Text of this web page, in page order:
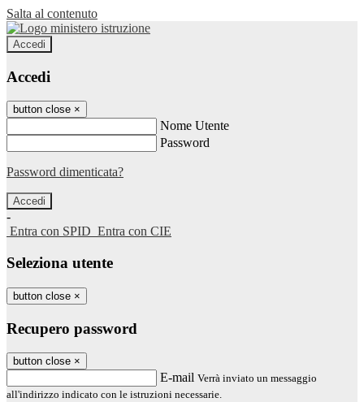
Salta al contenuto
Accedi
Accedi
button close ×
Nome Utente
Password
Password dimenticata?
-
Entra con SPID Entra con CIE
Seleziona utente
button close ×
Recupero password
button close ×
E-mail Verrà inviato un messaggio
all'indirizzo indicato con le istruzioni necessarie.